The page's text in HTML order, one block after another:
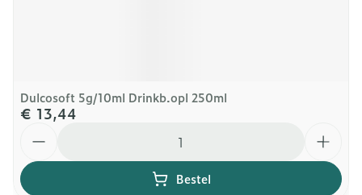
Dulcosoft 5g/10ml Drinkb.opl 250ml
€ 13,44
Bestel